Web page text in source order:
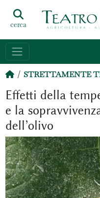
cerca
STRETTAMENTE
Effetti della
e la
dell’olivo